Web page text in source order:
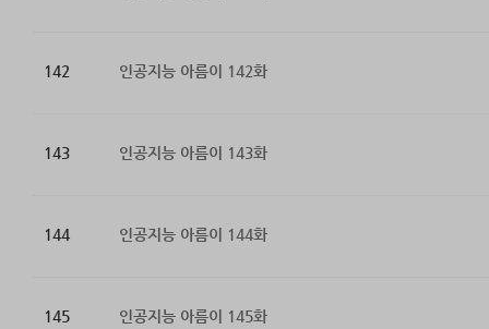
142 인공지능 아름이 142화
143 인공지능 아름이 143화
144 인공지능 아름이 144화
145 인공지능 아름이 145화